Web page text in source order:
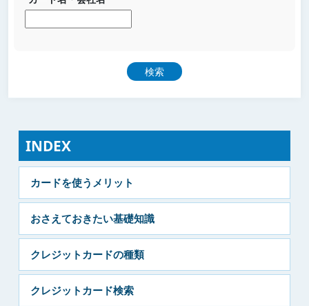
INDEX
カードを使うメリット
おさえておきたい基礎知識
クレジットカードの種類
クレジットカード検索